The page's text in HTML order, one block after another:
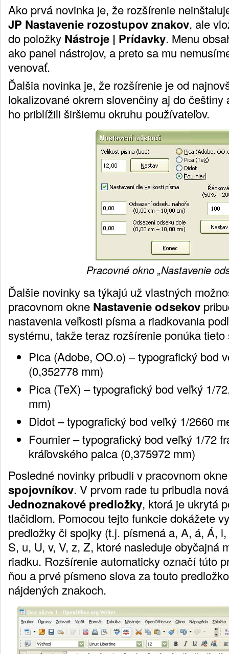
Ako prvá novinka je, že rozšírenie
JP Nastavenie rozostupov znakov, ale
do položky Nástroje | Prídavky. Menu
ako panel nástrojov, a preto sa mu
venovať.
Ďalšia novinka je, že rozšírenie je od
lokalizované okrem slovenčiny aj do češtiny
ho priblížili širšiemu okruhu používateľov.
Pracovné okno „Nastavenie
Ďalšie novinky sa týkajú už vlastných
pracovnom okne Nastavenie odsekov
nastavenia veľkosti písma a riadkovania
systému, takže teraz rozšírenie ponúka
Pica (Adobe, OO.o) – typografický bod
(0,352778 mm)
Pica (TeX) – typografický bod veľký 1/
mm)
Didot – typografický bod veľký 1/2660
Fournier – typografický bod veľký 1/72
kráľovského palca (0,375972 mm)
Posledné novinky pribudli v pracovnom
spojovníkov. V prvom rade tu pribudla
Jednoznakové predložky, ktorá je ukrytá
tlačidlom. Pomocou tejto funkcie dokážete
predložky či spojky (t.j. písmená a, A, á, Á,
S, u, U, v, V, z, Z, ktoré nasleduje obyčajná
riadku. Rozšírenie automaticky označí túto
ňou a prvé písmeno slova za touto
nájdených znakoch.